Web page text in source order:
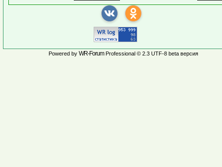
Powered by WR-ForumProfessional © 2.3 UTF-8 beta версия